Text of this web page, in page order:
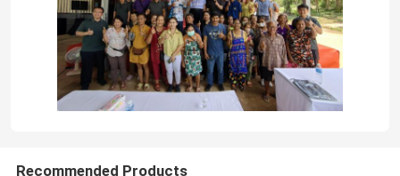
Recommended Products